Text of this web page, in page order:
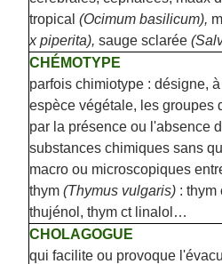
tropical (Ocimum basilicum),
x piperita), sauge sclarée
CHÉMOTYPE
parfois chimiotype : désigne,
espèce végétale, les groupes
par la présence ou l'absence
substances chimiques sans
macro ou microscopiques
thym (Thymus vulgaris) : thym
thujénol, thym ct linalol…
CHOLAGOGUE
qui facilite ou provoque